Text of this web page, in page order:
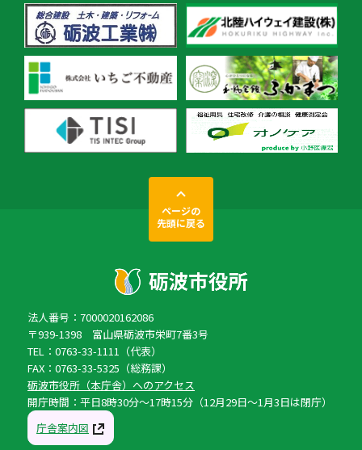
ページの
先頭に戻る
法人番号：7000020162086
〒939-1398 富山県砺波市栄町7番3号
TEL：0763-33-1111（代表）
FAX：0763-33-5325（総務課）
砺波市役所（本庁舎）へのアクセス
開庁時間：平日8時30分〜17時15分（12月29日〜1月3日は閉庁）
庁舎案内図